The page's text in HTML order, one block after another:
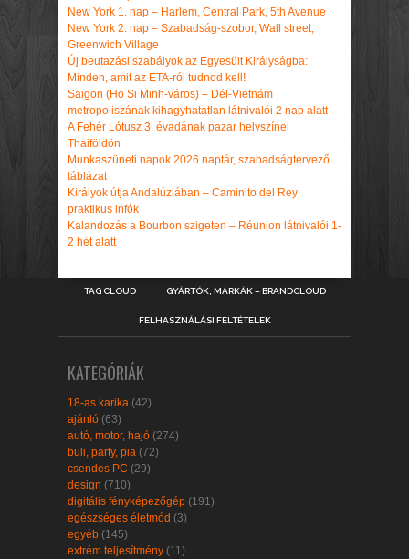
New York 1. nap – Harlem, Central Park, 5th Avenue
New York 2. nap – Szabadság-szobor, Wall street,
Greenwich Village
Új beutazási szabályok az Egyesült Királyságba:
Minden, amit az ETA-ról tudnod kell!
Saigon (Ho Si Minh-város) – Dél-Vietnám
metropoliszának kihagyhatatlan látnivalói 2 nap alatt
A Fehér Lótusz 3. évadának pazar helyszínei
Thaiföldön
Munkaszüneti napok 2026 naptár, szabadságtervező
táblázat
Királyok útja Andalúziában – Caminito del Rey
praktikus infók
Kalandozás a Bourbon szigeten – Réunion látnivalói 1-
2 hét alatt
TAG CLOUD GYÁRTÓK, MÁRKÁK – BRANDCLOUD
FELHASZNÁLÁSI FELTÉTELEK
KATEGÓRIÁK
18-as karika (42)
ajánló (63)
autó, motor, hajó (274)
buli, party, pia (72)
csendes PC (29)
design (710)
digitális fényképezőgép (191)
egészséges életmód (3)
egyéb (145)
extrém teljesítmény (11)